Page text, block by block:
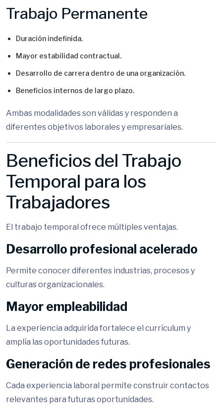
Trabajo Permanente
Duración indefinida.
Mayor estabilidad contractual.
Desarrollo de carrera dentro de una organización.
Beneficios internos de largo plazo.
Ambas modalidades son válidas y responden a
diferentes objetivos laborales y empresariales.
Beneficios del Trabajo
Temporal para los
Trabajadores
El trabajo temporal ofrece múltiples ventajas.
Desarrollo profesional acelerado
Permite conocer diferentes industrias, procesos y
culturas organizacionales.
Mayor empleabilidad
La experiencia adquirida fortalece el currículum y
amplía las oportunidades futuras.
Generación de redes profesionales
Cada experiencia laboral permite construir contactos
relevantes para futuras oportunidades.